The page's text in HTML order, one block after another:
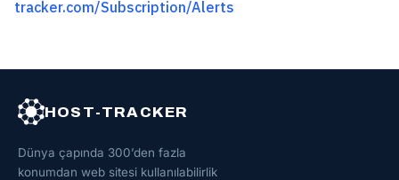
tracker.com/Subscription/Alerts
HOST-TRACKER
Dünya çapında 300’den fazla
konumdan web sitesi kullanılabilirlik